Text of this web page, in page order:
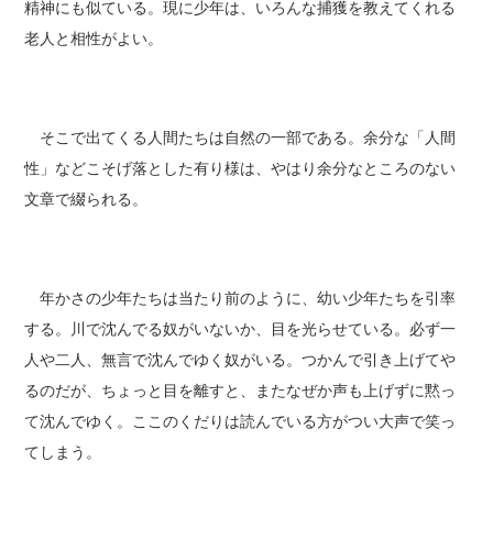
精神にも似ている。現に少年は、いろんな捕獲を教えてくれる
老人と相性がよい。
そこで出てくる人間たちは自然の一部である。余分な「人間
性」などこそげ落とした有り様は、やはり余分なところのない
文章で綴られる。
年かさの少年たちは当たり前のように、幼い少年たちを引率
する。川で沈んでる奴がいないか、目を光らせている。必ず一
人や二人、無言で沈んでゆく奴がいる。つかんで引き上げてや
るのだが、ちょっと目を離すと、またなぜか声も上げずに黙っ
て沈んでゆく。ここのくだりは読んでいる方がつい大声で笑っ
てしまう。